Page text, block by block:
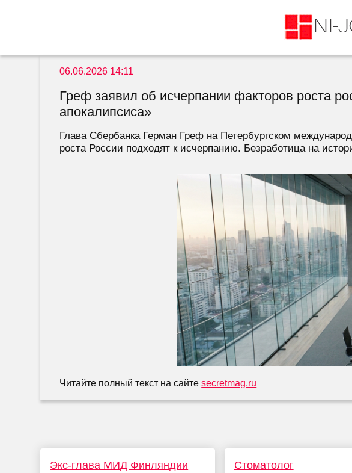
06.06.2026 14:11
Греф заявил об исчерпании факторов роста
апокалипсиса»
Глава Сбербанка Герман Греф на Петербургском
роста России подходят к исчерпанию. Безработица на
Читайте полный текст на сайтеsecretmag.ru
Экс-глава МИД Финляндии
Стоматолог